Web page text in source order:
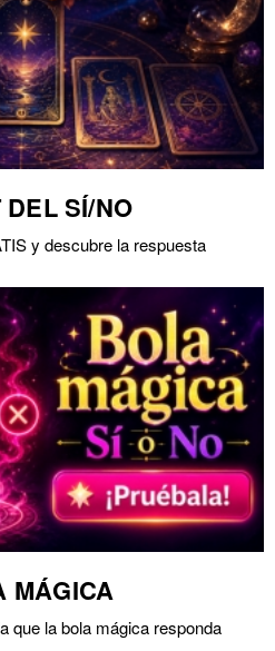
DEL SÍ/NO
y descubre la respuesta
MÁGICA
que la bola mágica responda